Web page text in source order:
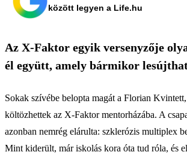
között legyen a Life.hu
Az X-Faktor egyik versenyzője
él együtt, amely bármikor lesújthat
Sokak szívébe belopta magát a Florian
költözhettek az X-Faktor mentorházába. A
azonban nemrég elárulta: szklerózis multiplex
Mint kiderült, már iskolás kora óta tud róla, és